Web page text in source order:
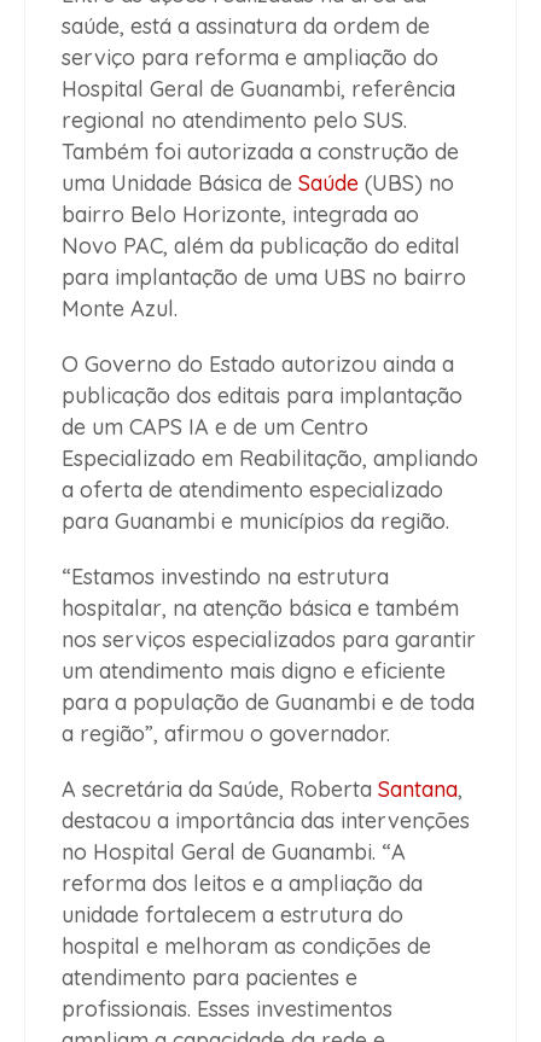
saúde, está a assinatura da ordem de
serviço para reforma e ampliação do
Hospital Geral de Guanambi, referência
regional no atendimento pelo SUS.
Também foi autorizada a construção de
uma Unidade Básica de Saúde (UBS) no
bairro Belo Horizonte, integrada ao
Novo PAC, além da publicação do edital
para implantação de uma UBS no bairro
Monte Azul.
O Governo do Estado autorizou ainda a
publicação dos editais para implantação
de um CAPS IA e de um Centro
Especializado em Reabilitação, ampliando
a oferta de atendimento especializado
para Guanambi e municípios da região.
“Estamos investindo na estrutura
hospitalar, na atenção básica e também
nos serviços especializados para garantir
um atendimento mais digno e eficiente
para a população de Guanambi e de toda
a região”, afirmou o governador.
A secretária da Saúde, Roberta Santana,
destacou a importância das intervenções
no Hospital Geral de Guanambi. “A
reforma dos leitos e a ampliação da
unidade fortalecem a estrutura do
hospital e melhoram as condições de
atendimento para pacientes e
profissionais. Esses investimentos